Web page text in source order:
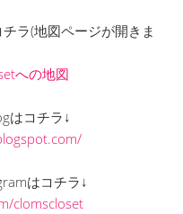
ラ(地図ページが開きま
への地図
はコチラ↓
はコチラ↓
clomscloset